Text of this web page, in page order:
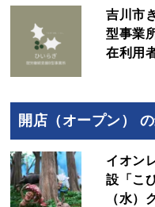
吉川市
型事業
在利用
開店（オープン）
イオン
設「こ
（水）